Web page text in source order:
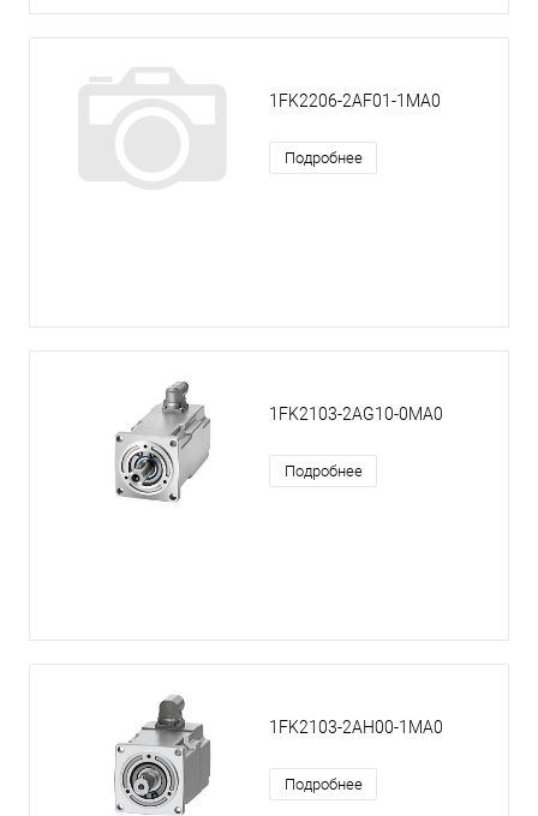
1FK2206-2AF01-1MA0
Подробнее
1FK2103-2AG10-0MA0
Подробнее
1FK2103-2AH00-1MA0
Подробнее